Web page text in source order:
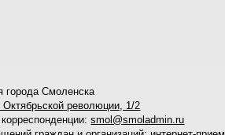
города Смоленска
Октябрьской революции, 1/2
smol@smoladmin.ru